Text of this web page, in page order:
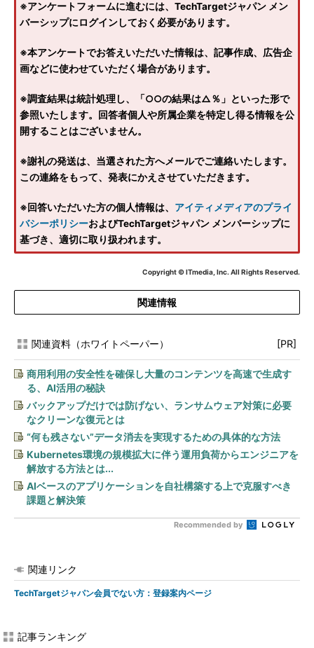
※アンケートフォームに進むには、TechTargetジャパン メン
バーシップにログインしておく必要があります。
※本アンケートでお答えいただいた情報は、記事作成、広告企
画などに使わせていただく場合があります。
※調査結果は統計処理し、「○○の結果は△％」といった形で
参照いたします。回答者個人や所属企業を特定し得る情報を公
開することはございません。
※謝礼の発送は、当選された方へメールでご連絡いたします。
この連絡をもって、発表にかえさせていただきます。
※回答いただいた方の個人情報は、 アイティメディアのプライ
バシーポリシーおよびTechTargetジャパン メンバーシップに
基づき、適切に取り扱われます。
Copyright © ITmedia, Inc. All Rights Reserved.
関連情報
関連資料（ホワイトペーパー） [PR]
商用利用の安全性を確保し大量のコンテンツを高速で生成す
る、AI活用の秘訣
バックアップだけでは防げない、ランサムウェア対策に必要
なクリーンな復元とは
“何も残さない”データ消去を実現するための具体的な方法
Kubernetes環境の規模拡大に伴う運用負荷からエンジニアを
解放する方法とは...
AIベースのアプリケーションを自社構築する上で克服すべき
課題と解決策
Recommended by
関連リンク
TechTargetジャパン会員でない方：登録案内ページ
記事ランキング